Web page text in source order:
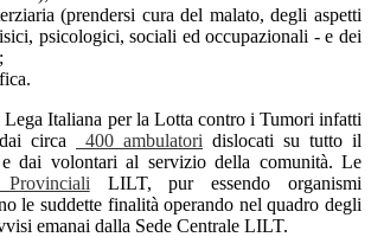
(prendersi cura del malato, degli aspetti
psicologici, sociali ed occupazionali - e dei
Italiana per la Lotta contro i Tumori infatti
circa
400 ambulatori dislocati su tutto il
dai volontari al servizio della comunità. Le
LILT, pur essendo organismi
le suddette finalità operando nel quadro degli
emanai dalla Sede Centrale LILT.